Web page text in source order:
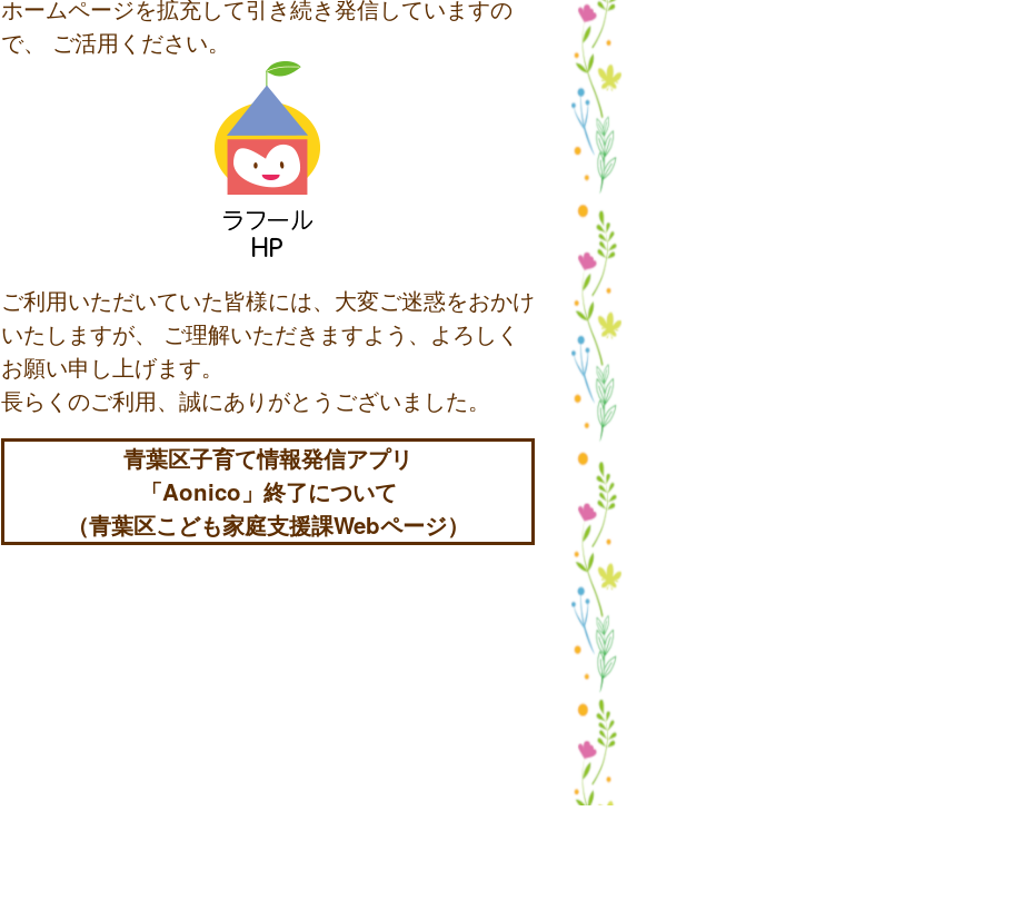
ホームページを拡充して引き続き発信していますの
で、 ご活用ください。
ご利用いただいていた皆様には、大変ご迷惑をおかけ
いたしますが、 ご理解いただきますよう、よろしく
お願い申し上げます。
長らくのご利用、誠にありがとうございました。
青葉区子育て情報発信アプリ
「Aonico」終了について
（青葉区こども家庭支援課Webページ）